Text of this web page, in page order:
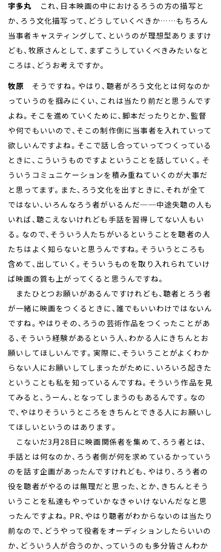
宇多丸 これ、日本映画の中におけるろうの方の描写と
か、ろう文化描写って、どうしていくべきか……もちろん
当事者キャスティングして、というのが理想型ありますけ
ども、牧原さんとして、まずこうしていくべきみたいなと
ころは、どうお考えですか。
牧原 そうですね。やはり、聴者がろう文化とは何なのか
っていうのを掴みにくい、これは当たり前だと思うんです
よね。そこを進めていくために、脚本だったりとか、監督
や何でもいいので、そこの制作側に当事者を入れていって
欲しいんですよね。そこで話し合っていってつくっている
ときに、こういうものですよということを話していく。そ
ういうコミュニケーションを積み重ねていくのが大事だ
と思ってます。また、ろう文化を出すときに、それが全て
ではない、いろんなろう者がいるんだ──中途失聴の人も
いれば、聴こえないけれども手話を習得してない人もい
る。なので、そういう人たちがいるということを聴者の人
たちはよく知らないと思うんですね。そういうところも
含めて、出していく。そういうものを取り入れられていけ
ば映画の質も上がってくると思うんですね。
またひとつお願いがあるんですけれども、聴者とろう者
が一緒に映画をつくるときに、誰でもいいわけではないん
ですね。やはりその、ろうの芸術作品をつくったことがあ
る、そういう経験があるという人、わかる人にきちんとお
願いしてほしいんです。実際に、そういうことがよくわか
らない人にお願いしてしまったがために、いろいろ起きた
ということも私を知っているんですね。そういう作品を見
てみると、うーん、となってしまうのもあるんです。なの
で、やはりそういうところをきちんとできる人にお願いし
てほしいというのはあります。
こないだ3月28日に映画関係者を集めて、ろう者とは、
手話とは何なのか、ろう者側が何を求めているかっていう
のを話す企画があったんですけれども、やはり、ろう者の
役を聴者がやるのは無理だと思った、とか、きちんとそう
いうことを私達もやっていかなきゃいけないんだなと思
ったんですよね。PR、やはり聴者がわからないのは当たり
前なので、どうやって役者をオーディションしたらいいの
か、どういう人が合うのか、っていうのも多分皆さんわか